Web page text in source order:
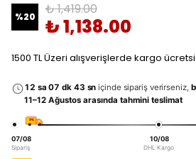
%20 ₺ 1,419.00
₺ 1,138.00
1500 TL Üzeri alışverişlerde kargo
12 sa 07 dk 43 sn içinde sipariş verirseniz,
11–12 Ağustos arasında tahmini teslimat
DHL
07/08
Sipariş
10/08
DHL Kargo